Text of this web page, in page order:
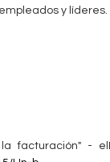
y líderes.
facturación" -